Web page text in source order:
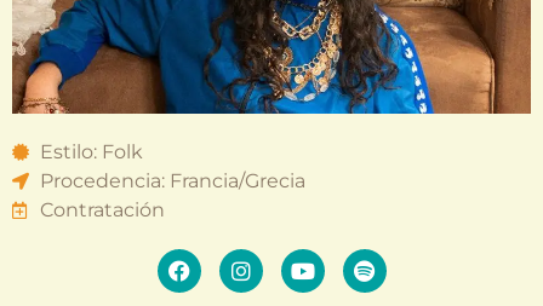
Estilo: Folk
Procedencia: Francia/Grecia
Contratación